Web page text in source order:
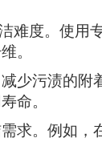
难度。使用
。
少污渍的附
命。
求。例如，